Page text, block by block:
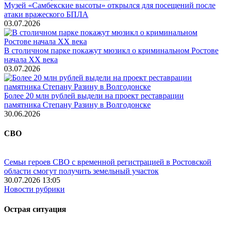
Музей «Самбекские высоты» открылся для посещений после
атаки вражеского БПЛА
03.07.2026
В столичном парке покажут мюзикл о криминальном Ростове
начала ХХ века
03.07.2026
Более 20 млн рублей выдели на проект реставрации
памятника Степану Разину в Волгодонске
30.06.2026
СВО
Семьи героев СВО с временной регистрацией в Ростовской
области смогут получить земельный участок
30.07.2026 13:05
Новости рубрики
Острая ситуация